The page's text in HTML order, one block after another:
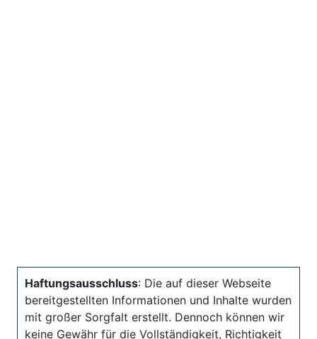
Haftungsausschluss: Die auf dieser Webseite
bereitgestellten Informationen und Inhalte wurden
mit großer Sorgfalt erstellt. Dennoch können wir
keine Gewähr für die Vollständigkeit, Richtigkeit